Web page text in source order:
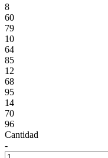
8
60
79
10
64
85
12
68
95
14
70
96
Cantidad
-